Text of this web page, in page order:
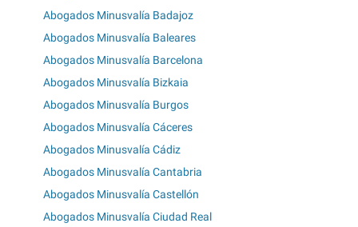
Abogados Minusvalía Badajoz
Abogados Minusvalía Baleares
Abogados Minusvalía Barcelona
Abogados Minusvalía Bizkaia
Abogados Minusvalía Burgos
Abogados Minusvalía Cáceres
Abogados Minusvalía Cádiz
Abogados Minusvalía Cantabria
Abogados Minusvalía Castellón
Abogados Minusvalía Ciudad Real